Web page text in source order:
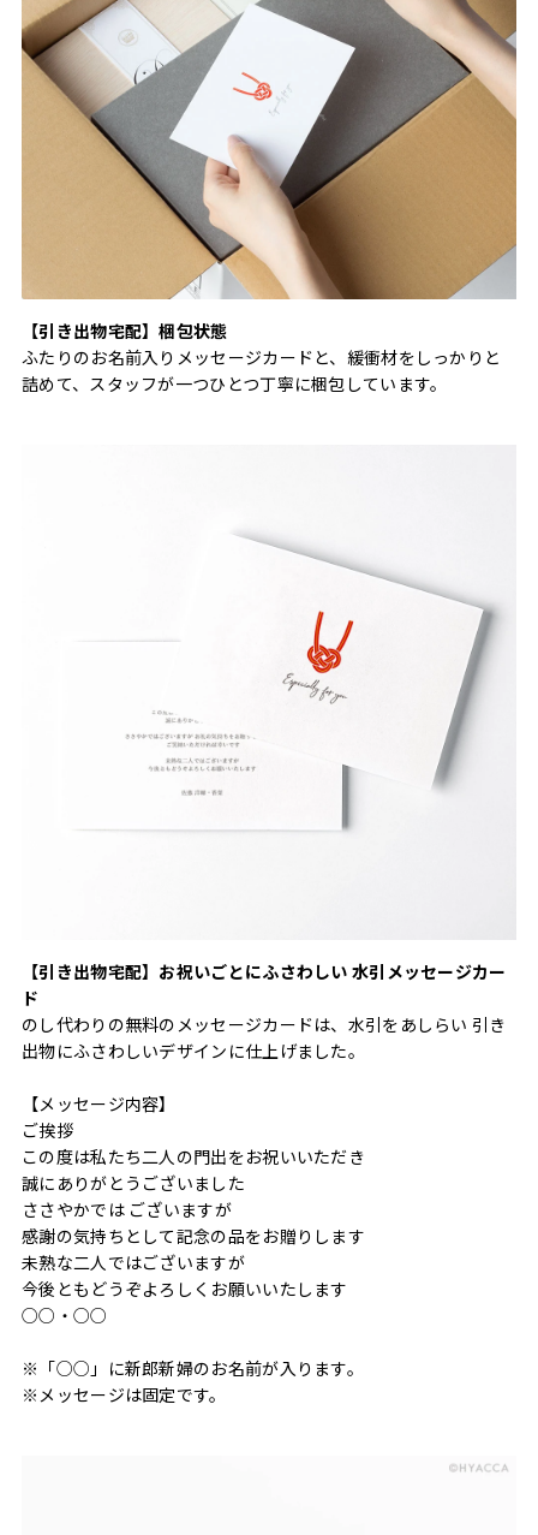
【引き出物宅配】梱包状態
ふたりのお名前入りメッセージカードと、緩衝材をしっかりと
詰めて、スタッフが一つひとつ丁寧に梱包しています。
【引き出物宅配】お祝いごとにふさわしい 水引メッセージカー
ド
のし代わりの無料のメッセージカードは、水引をあしらい 引き
出物にふさわしいデザインに仕上げました。
【メッセージ内容】
ご挨拶
この度は私たち二人の門出をお祝いいただき
誠にありがとうございました
ささやかでは ございますが
感謝の気持ちとして記念の品をお贈りします
未熟な二人ではございますが
今後ともどうぞよろしくお願いいたします
○○・○○
※「○○」に新郎新婦のお名前が入ります。
※メッセージは固定です。